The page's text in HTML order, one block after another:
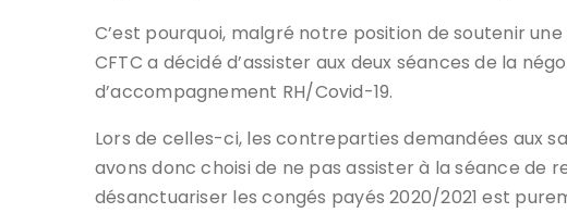
C’est pourquoi, malgré notre position de soutenir
CFTC a décidé d’assister aux deux séances de la
d’accompagnement RH/Covid-19.
Lors de celles-ci, les contreparties demandées aux
avons donc choisi de ne pas assister à la séance de
désanctuariser les congés payés 2020/2021 est